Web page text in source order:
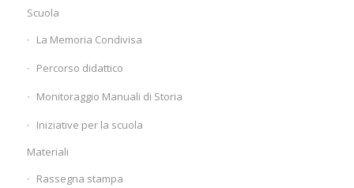
Scuola
La Memoria Condivisa
Percorso didattico
Monitoraggio Manuali di Storia
Iniziative per la scuola
Materiali
Rassegna stampa